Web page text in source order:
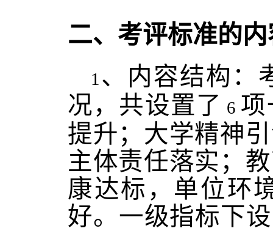
二、考评标准的
1 、内容结构：
况，共设置了 6 项
提升；大学精神
主体责任落实；
康达标，单位环
好。一级指标下设